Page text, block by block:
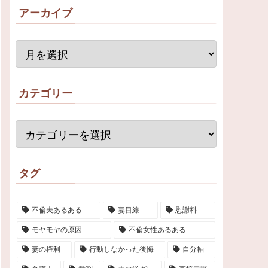
アーカイブ
カテゴリー
タグ
不倫夫あるある 妻目線 慰謝料
モヤモヤの原因 不倫女性あるある
妻の権利 行動しなかった後悔 自分軸